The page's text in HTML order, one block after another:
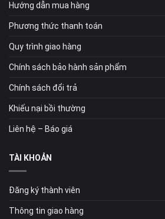
Hướng dẫn mua hàng
Phương thức thanh toán
Quy trình giao hàng
Chính sách bảo hành sản phẩm
Chính sách đổi trả
Khiếu nại bồi thường
Liên hệ – Báo giá
TÀI KHOẢN
Đăng ký thành viên
Thông tin giao hàng